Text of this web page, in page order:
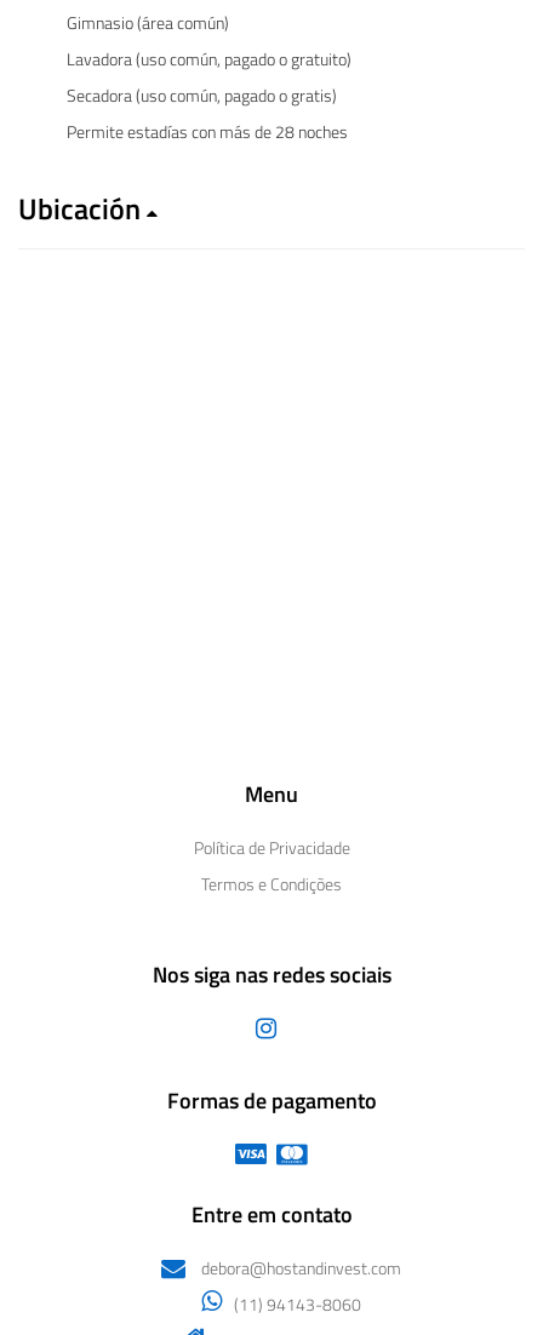
Gimnasio (área común)
Lavadora (uso común, pagado o gratuito)
Secadora (uso común, pagado o gratis)
Permite estadías con más de 28 noches
Ubicación
Menu
Política de Privacidade
Termos e Condições
Nos siga nas redes sociais
Formas de pagamento
Entre em contato
debora@hostandinvest.com
(11) 94143-8060